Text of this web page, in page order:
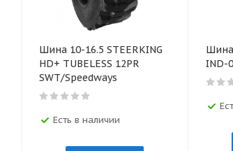
Шина 10-16.5 STEERKING
HD+ TUBELESS 12PR
SWT/Speedways
Есть в наличии
Шина
IND-